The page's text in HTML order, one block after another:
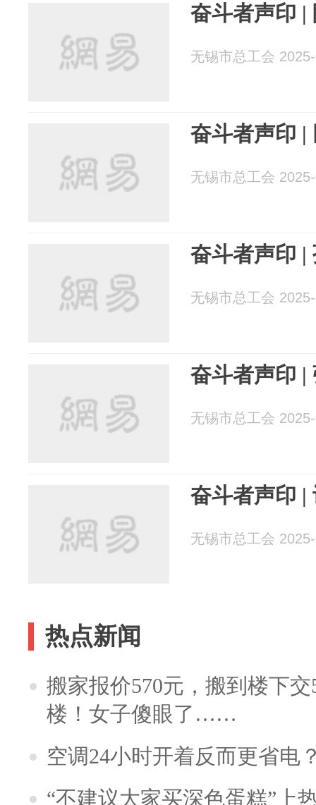
奋斗者声印 |
无锡市总工会
奋斗者声印 |
无锡市总工会
奋斗者声印 |
无锡市总工会
奋斗者声印 |
无锡市总工会
奋斗者声印 |
无锡市总工会
热点新闻
搬家报价570元，搬到楼下
楼！女子傻眼了……
空调24小时开着反而更省电
“不建议大家买深色蛋糕”上